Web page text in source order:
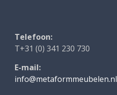
Telefoon:
T+31 (0) 341 230 730
E-mail:
info@metaformmeubelen.nl